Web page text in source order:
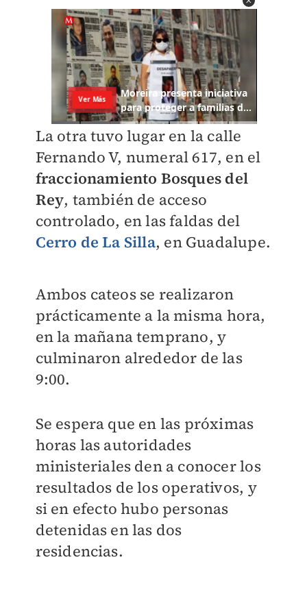
La otra tuvo lugar en la calle
Fernando V, numeral 617, en el
fraccionamiento Bosques del
Rey, también de acceso
controlado, en las faldas del
Cerro de La Silla, en Guadalupe.
Ambos cateos se realizaron
prácticamente a la misma hora,
en la mañana temprano, y
culminaron alrededor de las
9:00.
Se espera que en las próximas
horas las autoridades
ministeriales den a conocer los
resultados de los operativos, y
si en efecto hubo personas
detenidas en las dos
residencias.